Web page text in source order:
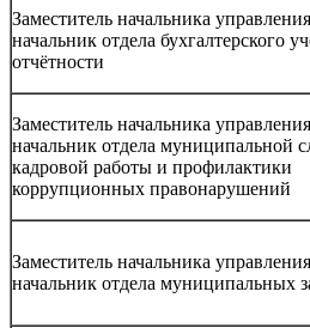
Заместитель начальника
начальник отдела бухгалтерского
отчётности
Заместитель начальника
начальник отдела муниципальной
кадровой работы и профилактики
коррупционных правонарушений
Заместитель начальника
начальник отдела муниципальных